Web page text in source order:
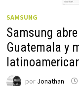
SAMSUNG
Samsung
Guatemala y
por Jonathan